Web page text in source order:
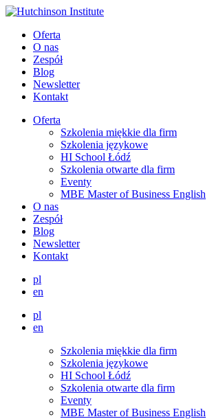
Oferta
O nas
Zespół
Blog
Newsletter
Kontakt
Oferta
Szkolenia miękkie dla firm
Szkolenia językowe
HI School Łódź
Szkolenia otwarte dla firm
Eventy
MBE Master of Business English
O nas
Zespół
Blog
Newsletter
Kontakt
pl
en
pl
en
Szkolenia miękkie dla firm
Szkolenia językowe
HI School Łódź
Szkolenia otwarte dla firm
Eventy
MBE Master of Business English